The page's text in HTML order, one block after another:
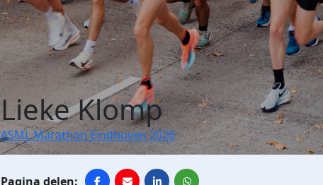
Lieke Klomp
ASML Marathon Eindhoven 2026